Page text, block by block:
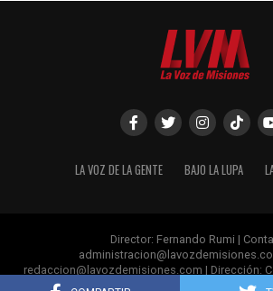
LA VOZ DE LA GENTE BAJO LA LUPA
Director: Fernando Rumi |
redaccion@lavozdemisiones.com | Dirección:
+54 376 4 809060 | Posadas-